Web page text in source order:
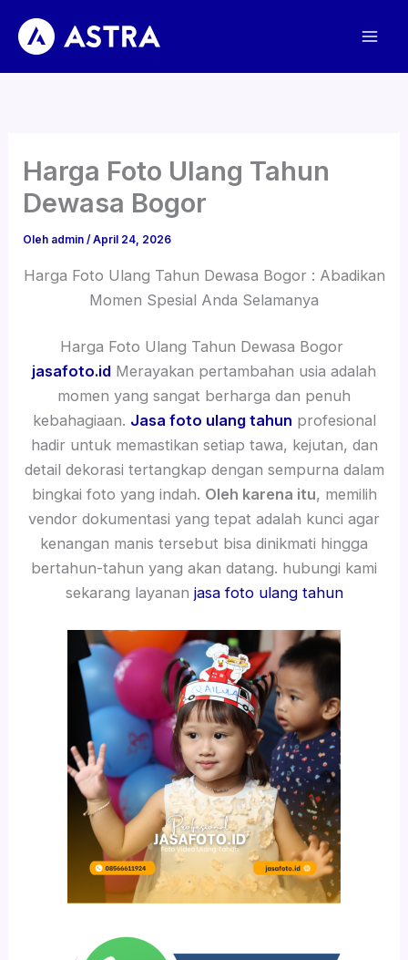
konten
Harga Foto Ulang Tahun
Dewasa Bogor
Oleh admin/April 24, 2026
Harga Foto Ulang Tahun Dewasa Bogor : Abadikan
Momen Spesial Anda Selamanya
Harga Foto Ulang Tahun Dewasa Bogor
jasafoto.id Merayakan pertambahan usia adalah
momen yang sangat berharga dan penuh
kebahagiaan. Jasa foto ulang tahun profesional
hadir untuk memastikan setiap tawa, kejutan, dan
detail dekorasi tertangkap dengan sempurna dalam
bingkai foto yang indah. Oleh karena itu, memilih
vendor dokumentasi yang tepat adalah kunci agar
kenangan manis tersebut bisa dinikmati hingga
bertahun-tahun yang akan datang. hubungi kami
sekarang layanan jasa foto ulang tahun